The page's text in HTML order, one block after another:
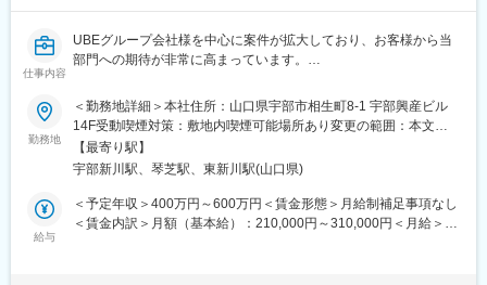
■配属組織：
先端技術の採用も多く、お客様やベンダなど多くの人との関りを
ことができる活気のある部署です。
■ミッション：
ネットワークの設計構築/保守の領域において、これまでの知識と
スキルを活用し、メンバーの中心となって活躍いただきたいで
将来的には、プロジェクトリーダーとして案件を推進していって
くれることも期待しています。
仕事内容
UBEグループ会社様を中心に案件が拡大しており、お客様から当
部門への期待が非常に高まっています。
担う志を持った方を迎え入れ、この期待に応えたいと考えていま
す。
■職務内容：
UBEグループ会社様の業務システムの提案、設計/開発/維持保守を
行います。
製造業のお客様が主ですが、業務領域は、生産、販売、購買、会
計等、すべての領域を担当しており基本的には、お客様の要望を
勤務地
＜勤務地詳細＞本社住所：山口県宇部市相生町8-1 宇部興産ビル
14F受動喫煙対策：敷地内喫煙可能場所あり変更の範囲：本文参
照【最寄り駅】
宇部新川駅、琴芝駅、東新川駅(山口県)
給与
＜予定年収＞400万円～600万円＜賃金形態＞月給制補足事項なし
＜賃金内訳＞月額（基本給）：210,000円～310,000円＜月給＞